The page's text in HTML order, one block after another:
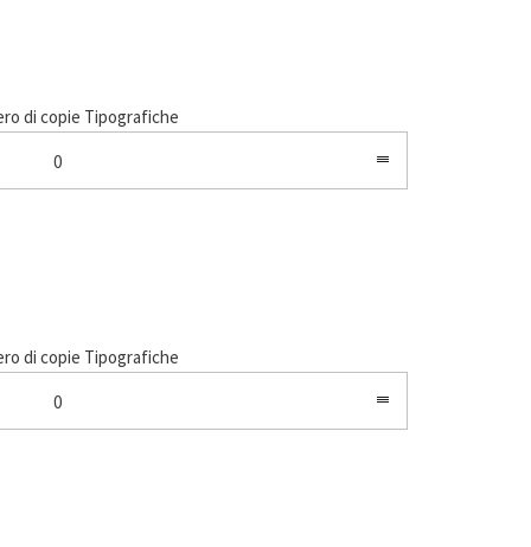
di copie Tipografiche
0
di copie Tipografiche
0